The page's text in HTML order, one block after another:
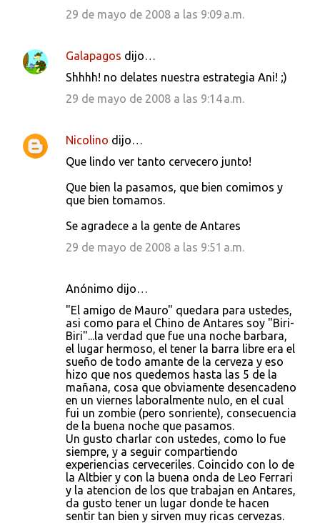
29 de mayo de 2008 a las 9:09 a.m.
Galapagos dijo…
Shhhh! no delates nuestra estrategia Ani! ;)
29 de mayo de 2008 a las 9:14 a.m.
Nicolino dijo…
Que lindo ver tanto cervecero junto!
Que bien la pasamos, que bien comimos y
que bien tomamos.
Se agradece a la gente de Antares
29 de mayo de 2008 a las 9:51 a.m.
Anónimo dijo…
"El amigo de Mauro" quedara para ustedes,
asi como para el Chino de Antares soy "Biri-
Biri"...la verdad que fue una noche barbara,
el lugar hermoso, el tener la barra libre era el
sueño de todo amante de la cerveza y eso
hizo que nos quedemos hasta las 5 de la
mañana, cosa que obviamente desencadeno
en un viernes laboralmente nulo, en el cual
fui un zombie (pero sonriente), consecuencia
de la buena noche que pasamos.
Un gusto charlar con ustedes, como lo fue
siempre, y a seguir compartiendo
experiencias cerveceriles. Coincido con lo de
la Altbier y con la buena onda de Leo Ferrari
y la atencion de los que trabajan en Antares,
da gusto tener un lugar donde te hacen
sentir tan bien y sirven muy ricas cervezas.